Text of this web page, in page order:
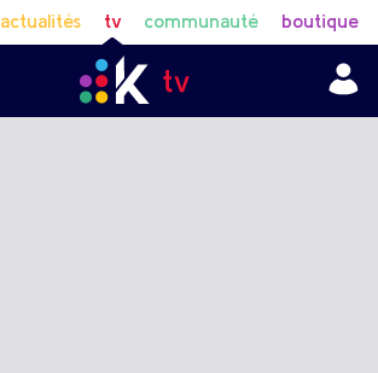
actualités tv communauté boutique